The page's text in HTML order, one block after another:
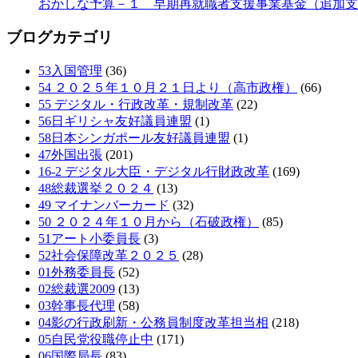
おかしな予算－１ 早期再就職者支援事業基金（追加
ブログカテゴリ
53入国管理 (36)
54 ２０２５年１０月２１日より（高市政権）
(66)
55 デジタル・行政改革・規制改革 (22)
56日ギリシャ友好議員連盟 (1)
58日本シンガポール友好議員連盟 (1)
47外国出張 (201)
16-2 デジタル大臣・デジタル行財政改革 (169)
48総裁選挙２０２４ (13)
49 マイナンバーカード (32)
50 ２０２４年１０月から（石破政権）
(85)
51アート小委員長 (3)
52社会保障改革２０２５ (28)
01外務委員長 (52)
02総裁選2009 (13)
03幹事長代理 (58)
04影の行政刷新・公務員制度改革担当相 (218)
05自民党役職停止中 (171)